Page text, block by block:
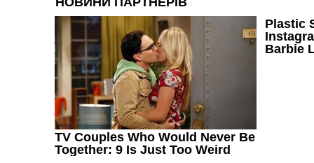
Чемпіонат Світу
Україна. Прем’єр-Ліга
Україна. Перша Ліга
Ліга Чемпіонів
Англія. Прем’єр-Ліга
Іспанія. Ла Ліга
Ще Турніри >>>
Таблиці
Чемпіонат Світу. Турнирні таблиці
Таблиця УПЛ